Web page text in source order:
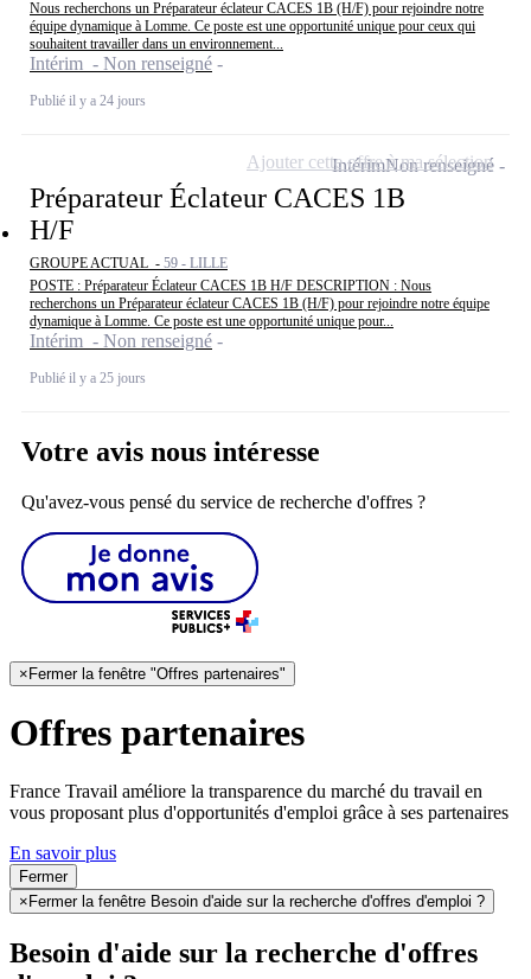
Nous recherchons un Préparateur éclateur CACES 1B (H/F) pour rejoindre notre
équipe dynamique à Lomme. Ce poste est une opportunité unique pour ceux qui
souhaitent travailler dans un environnement...
Intérim - Non renseigné
Publié il y a 24 jours
Préparateur Éclateur CACES 1B
H/F
GROUPE ACTUAL - 59 - LILLE
POSTE : Préparateur Éclateur CACES 1B H/F DESCRIPTION : Nous
recherchons un Préparateur éclateur CACES 1B (H/F) pour rejoindre notre équipe
dynamique à Lomme. Ce poste est une opportunité unique pour...
Intérim - Non renseigné
Publié il y a 25 jours
IntérimNon renseigné
Ajouter cette offre à ma sélection
Votre avis nous intéresse
Qu'avez-vous pensé du service de recherche d'offres ?
× Fermer la fenêtre "Offres partenaires"
Offres partenaires
France Travail améliore la transparence du marché du travail en
vous proposant plus d'opportunités d'emploi grâce à ses partenaires
En savoir plus
Fermer
×Fermer la fenêtre Besoin d'aide sur la recherche d'offres d'emploi ?
Besoin d'aide sur la recherche d'offres